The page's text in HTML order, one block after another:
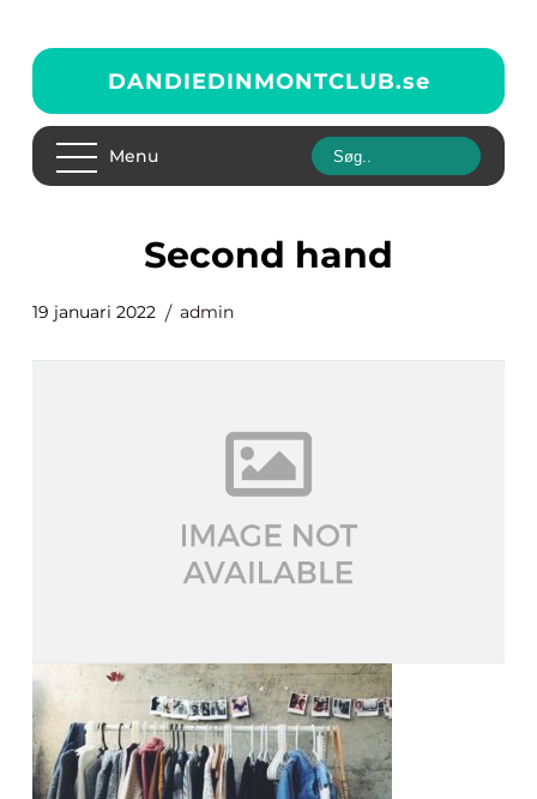
DANDIEDINMONTCLUB.se
Menu
second hand
19 januari 2022 admin